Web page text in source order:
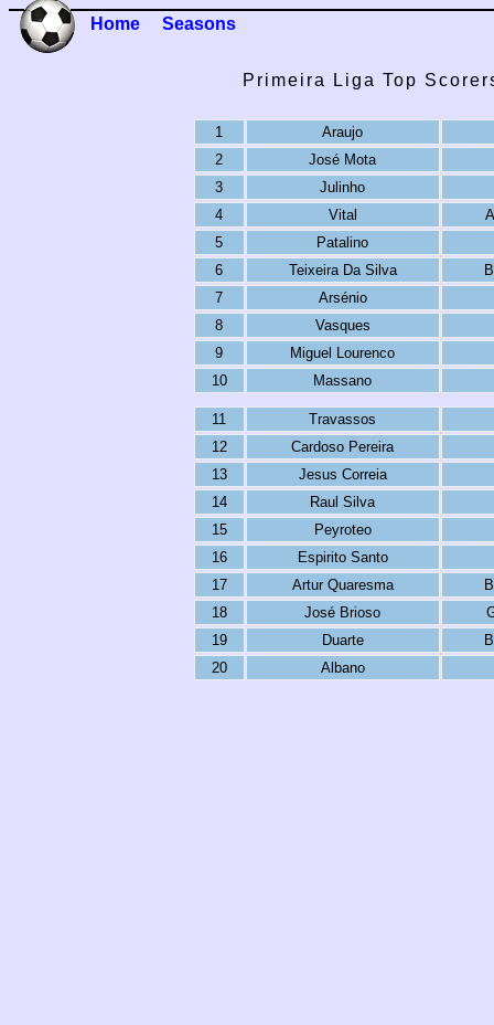
Home Seasons
Primeira Liga Top
1
Araujo
2
José Mota
3
Julinho
4
Vital
5
Patalino
6
Teixeira Da Silva
7
Arsénio
8
Vasques
9
Miguel Lourenco
10
Massano
11
Travassos
12
Cardoso Pereira
13
Jesus Correia
14
Raul Silva
15
Peyroteo
16
Espirito Santo
17
Artur Quaresma
18
José Brioso
19
Duarte
20
Albano